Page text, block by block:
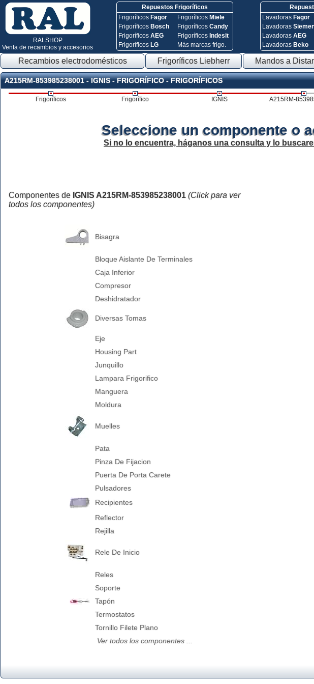
RALSHOP
Venta de recambios y accesorios
Repuestos Frigoríficos
Frigoríficos Fagor
Frigoríficos Bosch
FrigoríficosAEG
Frigoríficos LG
Frigoríficos Miele
FrigoríficosCandy
Frigoríficos Indesit
Más marcas frigo.
Lavadoras Fagor
Lavadoras
Lavadoras AEG
Lavadoras Beko
Recambios electrodomésticos Frigoríficos Liebherr Mandos a
A215RM-853985238001 - IGNIS - FRIGORÍFICO - FRIGORÍFICOS
Frigoríficos Frigorífico IGNIS A215RM-
Seleccione un componente o
Si no lo encuentra, háganos una consulta y lo
Componentes de IGNIS A215RM-853985238001 (Click para ver
todos los componentes)
Bisagra
Bloque Aislante De Terminales
Caja Inferior
Compresor
Deshidratador
Diversas Tomas
Eje
Housing Part
Junquillo
Lampara Frigorifico
Manguera
Moldura
Muelles
Pata
Pinza De Fijacion
Puerta De Porta Carete
Pulsadores
Recipientes
Reflector
Rejilla
Rele De Inicio
Reles
Soporte
Tapón
Termostatos
Tornillo Filete Plano
Ver todos los componentes ...